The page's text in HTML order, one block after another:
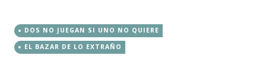
DOS NO JUEGAN SI UNO NO QUIERE
EL BAZAR DE LO EXTRAÑO